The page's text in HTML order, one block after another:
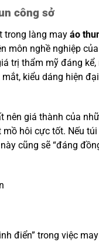
công sở
trong làng mayáo
môn nghề nghiệp
trị thẩm mỹ đáng
kiểu dáng hiện
nên giá thành của
hôi cực tốt. Nếu
cũng sẽ “đáng
điển” trong việc